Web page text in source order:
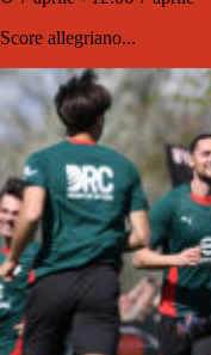
Score allegriano...